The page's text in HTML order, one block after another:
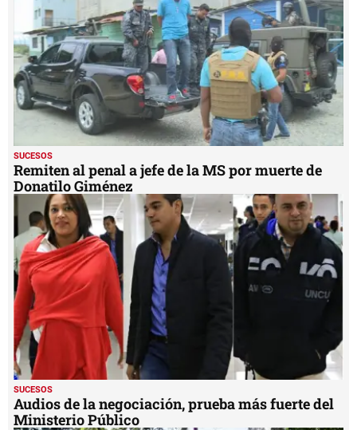
SUCESOS
Remiten al penal a jefe de la MS por muerte de
Donatilo Giménez
SUCESOS
Audios de la negociación, prueba más fuerte del
Ministerio Público